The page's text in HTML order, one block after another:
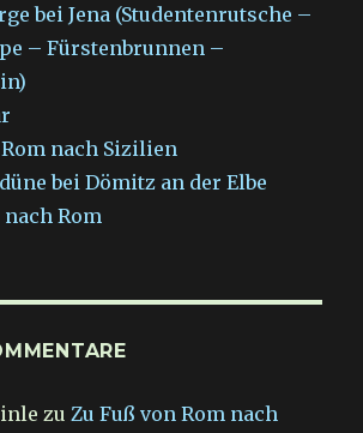
bei Jena (Studentenrutsche –
– Fürstenbrunnen –
nach Sizilien
bei Dömitz an der Elbe
Rom
zu Zu Fuß von Rom nach